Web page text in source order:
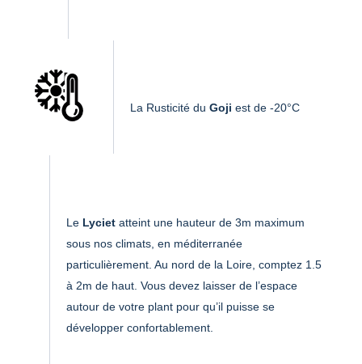
La Rusticité du Goji est de -20°C
Le Lyciet atteint une hauteur de 3m maximum
sous nos climats, en méditerranée
particulièrement. Au nord de la Loire, comptez 1.5
à 2m de haut. Vous devez laisser de l’espace
autour de votre plant pour qu’il puisse se
développer confortablement.